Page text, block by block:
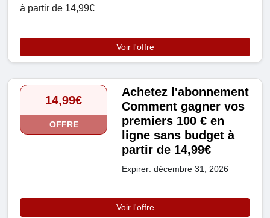
à partir de 14,99€
Voir l'offre
14,99€
OFFRE
Achetez l'abonnement
Comment gagner vos
premiers 100 € en
ligne sans budget à
partir de 14,99€
Expirer: décembre 31, 2026
Voir l'offre